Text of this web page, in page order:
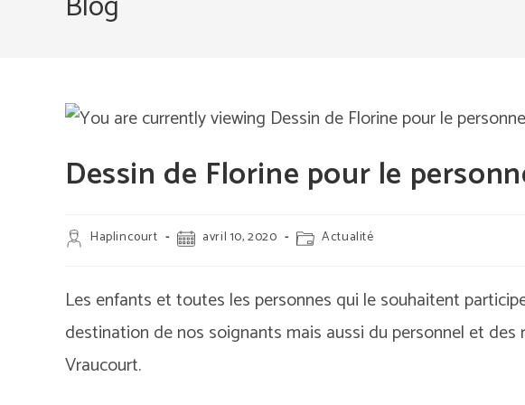
Dessin de Florine pour le
Auteur/autrice
de
publication :
Haplincourt
Publication
publiée :
avril 10, 2020
Post Actualité
Les enfants et toutes les personnes qui le souhaitent
destination de nos soignants mais aussi du personnel et
Vraucourt.